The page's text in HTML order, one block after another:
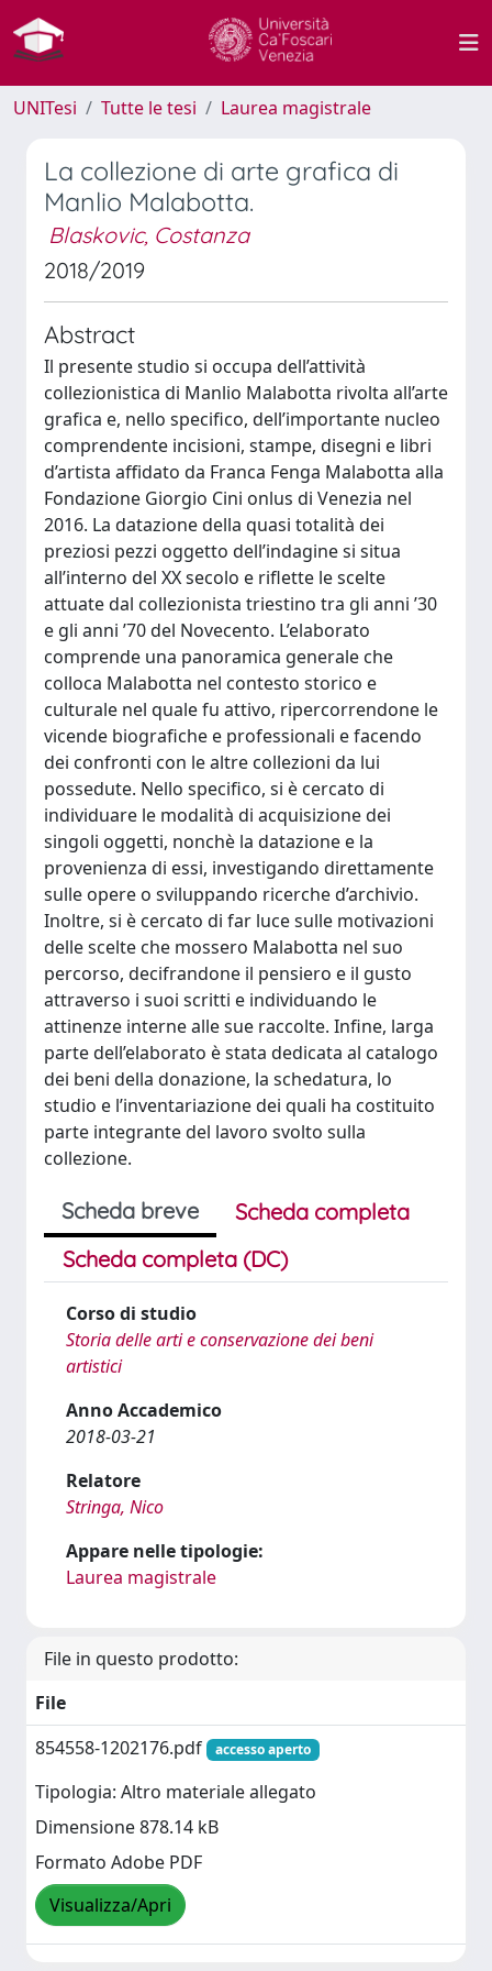
UNITesi Tutte le tesi Laurea magistrale
La collezione di arte grafica di
Manlio Malabotta.
Blaskovic, Costanza
2018/2019
Abstract
Il presente studio si occupa dell’attività
collezionistica di Manlio Malabotta rivolta all’arte
grafica e, nello specifico, dell’importante nucleo
comprendente incisioni, stampe, disegni e libri
d’artista affidato da Franca Fenga Malabotta alla
Fondazione Giorgio Cini onlus di Venezia nel
2016. La datazione della quasi totalità dei
preziosi pezzi oggetto dell’indagine si situa
all’interno del XX secolo e riflette le scelte
attuate dal collezionista triestino tra gli anni ’30
e gli anni ’70 del Novecento. L’elaborato
comprende una panoramica generale che
colloca Malabotta nel contesto storico e
culturale nel quale fu attivo, ripercorrendone le
vicende biografiche e professionali e facendo
dei confronti con le altre collezioni da lui
possedute. Nello specifico, si è cercato di
individuare le modalità di acquisizione dei
singoli oggetti, nonchè la datazione e la
provenienza di essi, investigando direttamente
sulle opere o sviluppando ricerche d’archivio.
Inoltre, si è cercato di far luce sulle motivazioni
delle scelte che mossero Malabotta nel suo
percorso, decifrandone il pensiero e il gusto
attraverso i suoi scritti e individuando le
attinenze interne alle sue raccolte. Infine, larga
parte dell’elaborato è stata dedicata al catalogo
dei beni della donazione, la schedatura, lo
studio e l’inventariazione dei quali ha costituito
parte integrante del lavoro svolto sulla
collezione.
Scheda breve
Scheda completa
Scheda completa (DC)
Corso di studio
Storia delle arti e conservazione dei beni
artistici
Anno Accademico
2018-03-21
Relatore
Stringa, Nico
Appare nelle tipologie:
Laurea magistrale
File in questo prodotto:
File
854558-1202176.pdf
accesso aperto
Tipologia: Altro materiale allegato
Dimensione 878.14 kB
Formato Adobe PDF
Visualizza/Apri